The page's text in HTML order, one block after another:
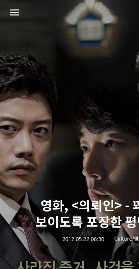
영화, <의뢰인> -
보이도록 포장한
2012.05.22 06:30 Culture/